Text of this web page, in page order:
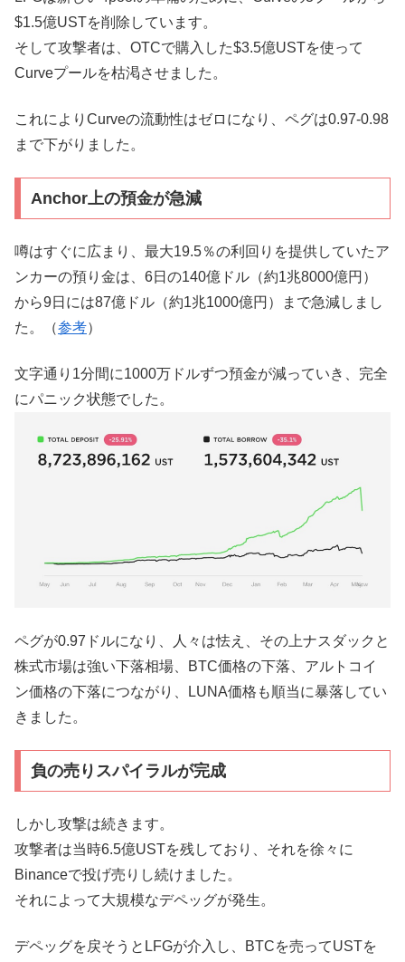
$1.5億USTを削除しています。
そして攻撃者は、OTCで購入した$3.5億USTを使って
Curveプールを枯渇させました。
これによりCurveの流動性はゼロになり、ペグは0.97-0.98
まで下がりました。
Anchor上の預金が急減
噂はすぐに広まり、最大19.5％の利回りを提供していたア
ンカーの預り金は、6日の140億ドル（約1兆8000億円）
から9日には87億ドル（約1兆1000億円）まで急減しまし
た。（参考）
文字通り1分間に1000万ドルずつ預金が減っていき、完全
にパニック状態でした。
ペグが0.97ドルになり、人々は怯え、その上ナスダックと
株式市場は強い下落相場、BTC価格の下落、アルトコイ
ン価格の下落につながり、LUNA価格も順当に暴落してい
きました。
負の売りスパイラルが完成
しかし攻撃は続きます。
攻撃者は当時6.5億USTを残しており、それを徐々に
Binanceで投げ売りし続けました。
それによって大規模なデペッグが発生。
デペッグを戻そうとLFGが介入し、BTCを売ってUSTを